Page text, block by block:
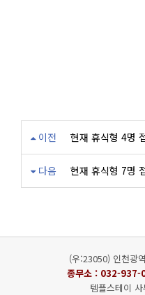
이전 현재 휴식형 4명
다음 현재 휴식형 7명
(우:23050) 인천광
종무소 : 032-937-
템플스테이